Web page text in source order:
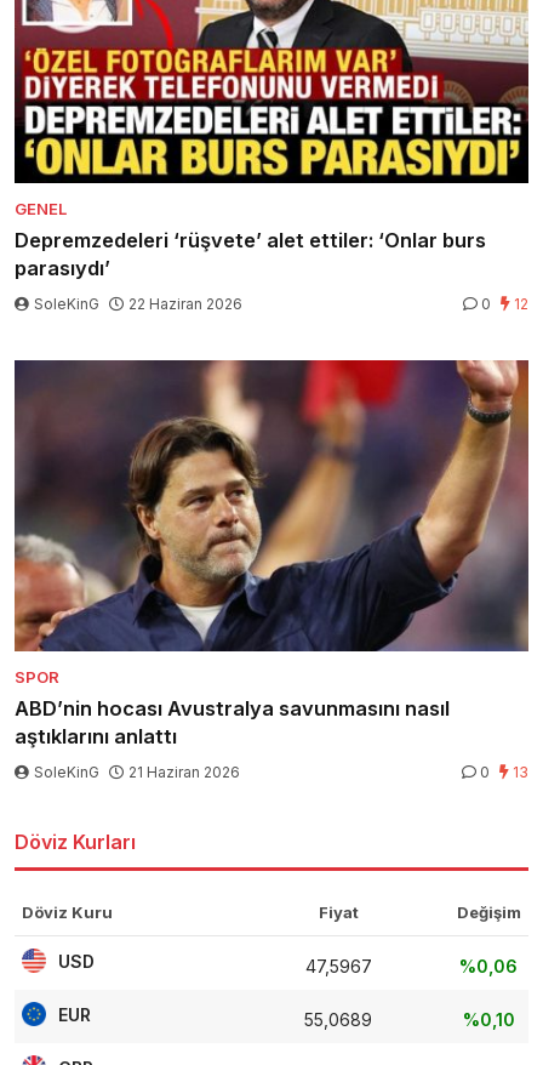
GENEL
Depremzedeleri ‘rüşvete’ alet ettiler: ‘Onlar burs
parasıydı’
SoleKinG 22 Haziran 2026 0 12
SPOR
ABD’nin hocası Avustralya savunmasını nasıl
aştıklarını anlattı
SoleKinG 21 Haziran 2026 0 13
Döviz Kurları
Döviz Kuru Fiyat Değişim
USD 47,5967 %0,06
EUR 55,0689 %0,10